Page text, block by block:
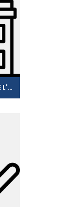
SARL LES JARDINS DE L'ESPERANCE